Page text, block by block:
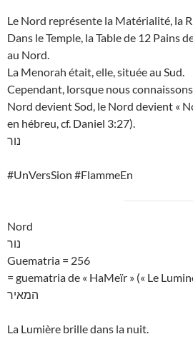
Le Nord représente la Matérialité, la
Dans le Temple, la Table de 12 Pains
au Nord.
La Menorah était, elle, située au Sud.
Cependant, lorsque nous
Nord devient Sod, le Nord devient «
en hébreu, cf. Daniel 3:27).
נור
#UnVersSion #FlammeEn
Nord
נור
Guematria = 256
= guematria de « HaMeïr » (« Le
המאיר
La Lumière brille dans la nuit.